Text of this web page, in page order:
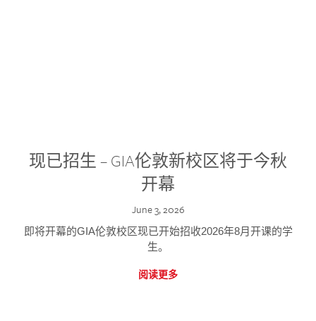
现已招生 – GIA伦敦新校区将于今秋
开幕
June 3, 2026
即将开幕的GIA伦敦校区现已开始招收2026年8月开课的学
生。
阅读更多